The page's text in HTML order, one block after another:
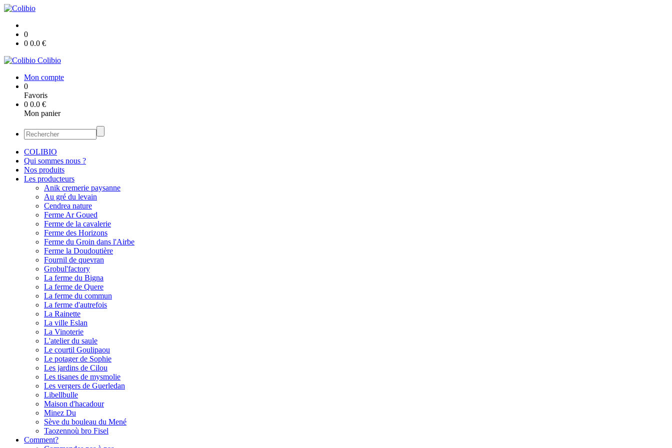
0
0 0.0 €
Colibio
Mon compte
0
Favoris
0 0.0 €
Mon panier
COLIBIO
Qui sommes nous ?
Nos produits
Les producteurs
Anik cremerie paysanne
Au gré du levain
Cendrea nature
Ferme Ar Goued
Ferme de la cavalerie
Ferme des Horizons
Ferme du Groin dans l'Airbe
Ferme la Doudoutière
Fournil de quevran
Grobul'factory
La ferme du Bigna
La ferme de Quere
La ferme du commun
La ferme d'autrefois
La Rainette
La ville Eslan
La Vinoterie
L'atelier du saule
Le courtil Goulipaou
Le potager de Sophie
Les jardins de Cilou
Les tisanes de mysmolie
Les vergers de Guerledan
Libellbulle
Maison d'hacadour
Minez Du
Sève du bouleau du Mené
Taozennoù bro Fisel
Comment?